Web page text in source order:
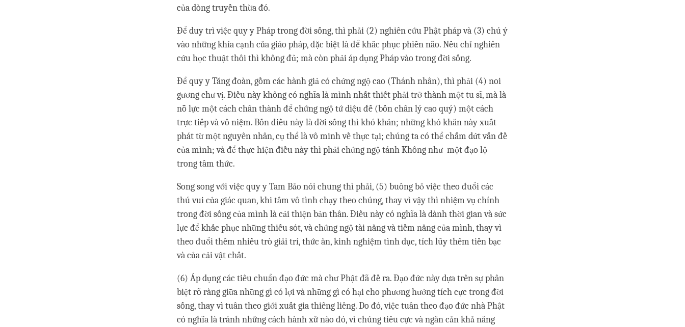
của dòng truyền thừa đó.
Để duy trì việc quy y Pháp trong đời sống, thì phải (2) nghiên cứu Phật pháp và (3) chú ý
vào những khía cạnh của giáo pháp, đặc biệt là để khắc phục phiền não. Nếu chỉ nghiên
cứu học thuật thôi thì không đủ; mà còn phải áp dụng Pháp vào trong đời sống.
Để quy y Tăng đoàn, gồm các hành giả có chứng ngộ cao (Thánh nhân), thì phải (4) noi
gương chư vị. Điều này không có nghĩa là mình nhất thiết phải trở thành một tu sĩ, mà là
nỗ lực một cách chân thành để chứng ngộ tứ diệu đế (bốn chân lý cao quý) một cách
trực tiếp và vô niệm. Bốn điều này là đời sống thì khó khăn; những khó khăn này xuất
phát từ một nguyên nhân, cụ thể là vô minh về thực tại; chúng ta có thể chấm dứt vấn đề
của mình; và để thực hiện điều này thì phải chứng ngộ tánh Không như một đạo lộ
trong tâm thức.
Song song với việc quy y Tam Bảo nói chung thì phải, (5) buông bỏ việc theo đuổi các
thú vui của giác quan, khi tâm vô tình chạy theo chúng, thay vì vậy thì nhiệm vụ chính
trong đời sống của mình là cải thiện bản thân. Điều này có nghĩa là dành thời gian và sức
lực để khắc phục những thiếu sót, và chứng ngộ tài năng và tiềm năng của mình, thay vì
theo đuổi thêm nhiều trò giải trí, thức ăn, kinh nghiệm tình dục, tích lũy thêm tiền bạc
và của cải vật chất.
(6) Áp dụng các tiêu chuẩn đạo đức mà chư Phật đã đề ra. Đạo đức này dựa trên sự phân
biệt rõ ràng giữa những gì có lợi và những gì có hại cho phương hướng tích cực trong đời
sống, thay vì tuân theo giới xuất gia thiêng liêng. Do đó, việc tuân theo đạo đức nhà Phật
có nghĩa là tránh những cách hành xử nào đó, vì chúng tiêu cực và ngăn cản khả năng